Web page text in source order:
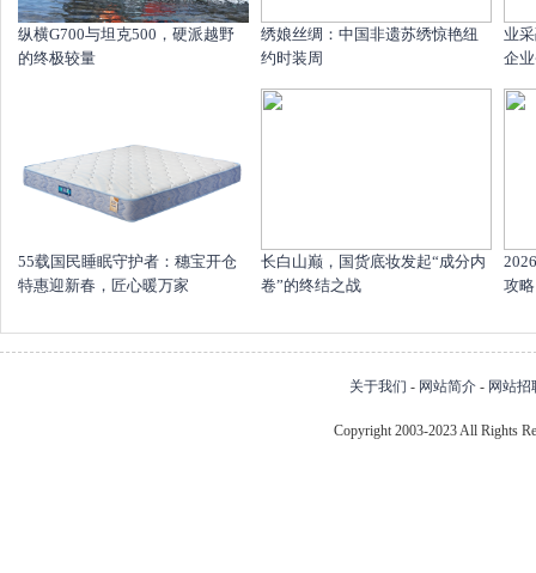
纵横G700与坦克500，硬派越野
的终极较量
绣娘丝绸：中国非遗苏绣惊艳纽
约时装周
业
企
55载国民睡眠守护者：穗宝开仓
特惠迎新春，匠心暖万家
长白山巅，国货底妆发起“成分内
卷”的终结之战
攻略
关于我们 - 网站简介 - 网站招
Copyright 2003-2023 All Rights